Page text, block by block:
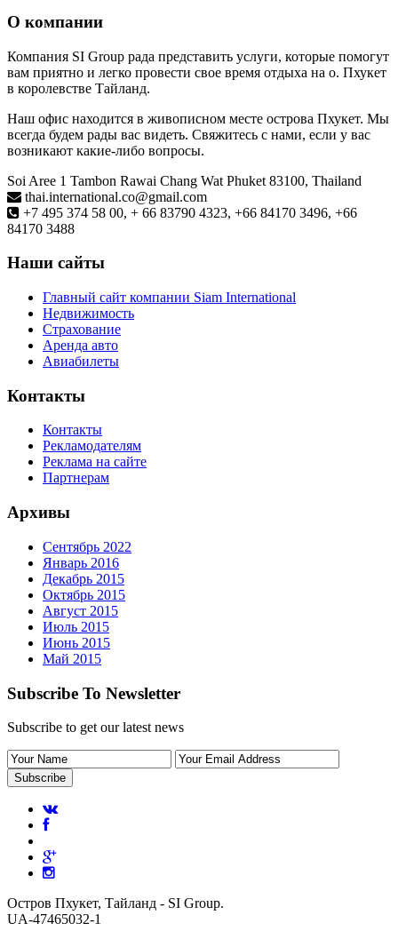
О компании
Компания SI Group рада представить услуги, которые помогут
вам приятно и легко провести свое время отдыха на о. Пхукет
в королевстве Тайланд.
Наш офис находится в живописном месте острова Пхукет. Мы
всегда будем рады вас видеть. Свяжитесь с нами, если у вас
возникают какие-либо вопросы.
Soi Aree 1 Tambon Rawai Chang Wat Phuket 83100, Thailand
thai.international.co@gmail.com
+7 495 374 58 00, + 66 83790 4323, +66 84170 3496, +66
84170 3488
Наши сайты
Главный сайт компании Siam International
Недвижимость
Страхование
Аренда авто
Авиабилеты
Контакты
Контакты
Рекламодателям
Реклама на сайте
Партнерам
Архивы
Сентябрь 2022
Январь 2016
Декабрь 2015
Октябрь 2015
Август 2015
Июль 2015
Июнь 2015
Май 2015
Subscribe To Newsletter
Subscribe to get our latest news
Остров Пхукет, Тайланд - SI Group.
UA-47465032-1